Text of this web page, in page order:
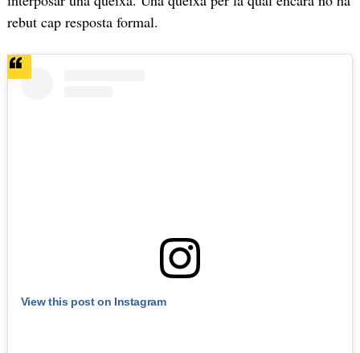
rebut cap resposta formal.
View this post on Instagram